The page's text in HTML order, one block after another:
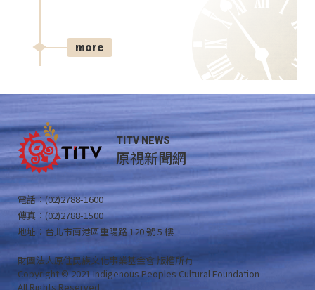
more
TITV NEWS
原視新聞網
電話：(02)2788-1600
傳真：(02)2788-1500
地址：台北市南港區重陽路 120 號 5 樓
財團法人原住民族文化事業基金會 版權所有
Copyright © 2021 Indigenous Peoples Cultural Foundation
All Rights Reserved .